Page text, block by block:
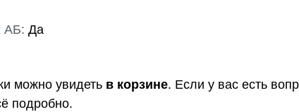
АБ: Да
можно увидеть в корзине. Если у вас есть
подробно.